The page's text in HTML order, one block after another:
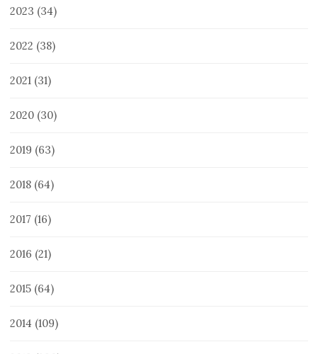
2023 (34)
2022 (38)
2021 (31)
2020 (30)
2019 (63)
2018 (64)
2017 (16)
2016 (21)
2015 (64)
2014 (109)